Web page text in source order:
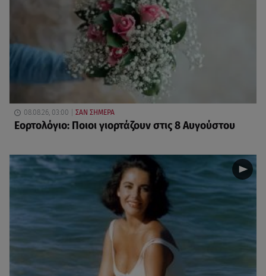
08.08.26, 03:00 ΣΑΝ ΣΗΜΕΡΑ
Εορτολόγιο: Ποιοι γιορτάζουν στις 8 Αυγούστου